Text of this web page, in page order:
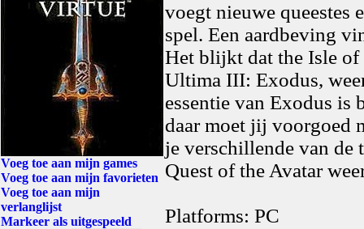
Voeg toe aan mijn games
Voeg toe aan mijn favorieten
Voeg toe aan mijn
verlanglijst
Markeer als uitgespeeld
voegt nieuwe queestes
spel. Een aardbeving
Het blijkt dat the Isle
Ultima III: Exodus,
essentie van Exodus is
daar moet jij voorgoed
je verschillende van de
Quest of the Avatar
Platforms: PC